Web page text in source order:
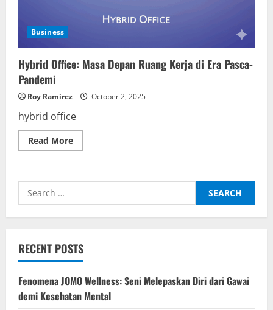
Business
Hybrid Office: Masa Depan Ruang Kerja di Era Pasca-
Pandemi
Roy Ramirez October 2, 2025
hybrid office
Read MoreRead
more
Masa
Kerja
di
Pandemi
Search
for:
RECENT POSTS
Fenomena JOMO Wellness: Seni Melepaskan Diri dari Gawai
demi Kesehatan Mental